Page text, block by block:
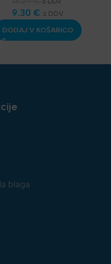
z DDV
9.30€ z DDV
DODAJ V KOŠARICO
blaga